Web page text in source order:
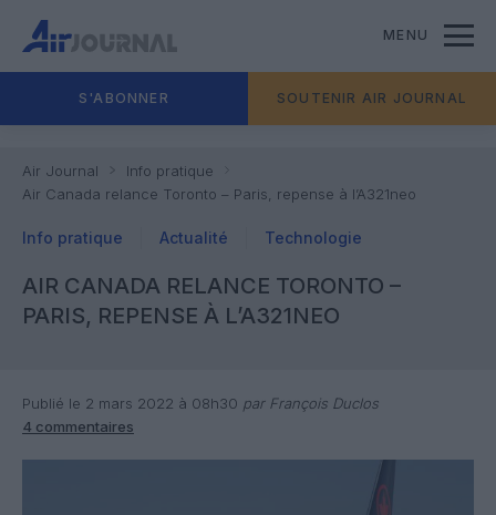
MENU
S'ABONNER SOUTENIR AIR JOURNAL
Air Journal
Info pratique
Air Canada relance Toronto – Paris, repense à l’A321neo
Info pratique Actualité Technologie
AIR CANADA RELANCE TORONTO –
PARIS, REPENSE À L’A321NEO
Publié le 2 mars 2022 à 08h30 par François Duclos
4 commentaires